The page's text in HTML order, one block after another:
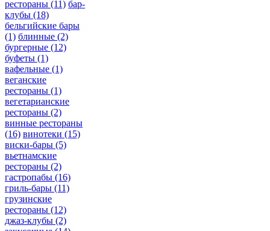
рестораны (11) бар-
клубы (18)
бельгийские бары
(1) блинные (2)
бургерные (12)
буфеты (1)
вафельные (1)
веганские
рестораны (1)
вегетарианские
рестораны (2)
винные рестораны
(16) винотеки (15)
виски-бары (5)
вьетнамские
рестораны (2)
гастропабы (16)
гриль-бары (11)
грузинские
рестораны (12)
джаз-клубы (2)